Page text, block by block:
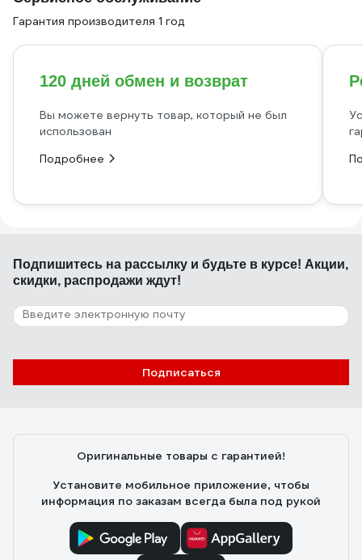
Гарантия производителя 1 год
120 дней обмен и возврат
Вы можете вернуть товар, который не был
использован
Подробнее
Подпишитесь на рассылку и будьте в курсе! Акции,
скидки, распродажи ждут!
Подписаться
Оригинальные товары с гарантией!
Установите мобильное приложение, чтобы
информация по заказам всегда была под рукой